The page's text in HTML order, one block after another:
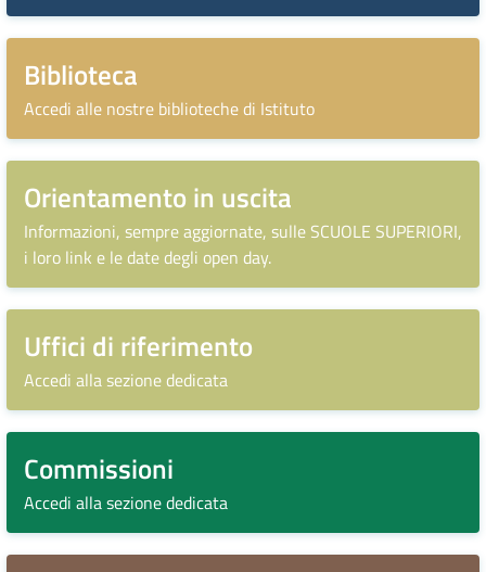
Biblioteca
Accedi alle nostre biblioteche di Istituto
Orientamento in uscita
Informazioni, sempre aggiornate, sulle SCUOLE SUPERIORI,
i loro link e le date degli open day.
Uffici di riferimento
Accedi alla sezione dedicata
Commissioni
Accedi alla sezione dedicata